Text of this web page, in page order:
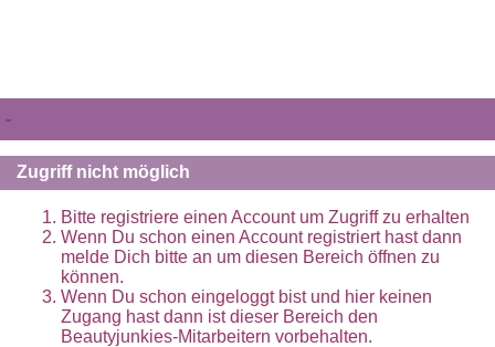
-
Zugriff nicht möglich
Bitte registriere einen Account um Zugriff zu erhalten
Wenn Du schon einen Account registriert hast dann
melde Dich bitte an um diesen Bereich öffnen zu
können.
Wenn Du schon eingeloggt bist und hier keinen
Zugang hast dann ist dieser Bereich den
Beautyjunkies-Mitarbeitern vorbehalten.